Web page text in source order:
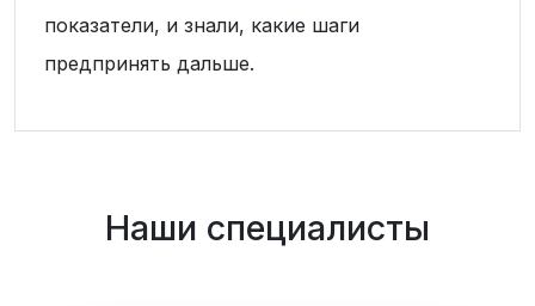
показатели, и знали, какие шаги
предпринять дальше.
Наши специалисты